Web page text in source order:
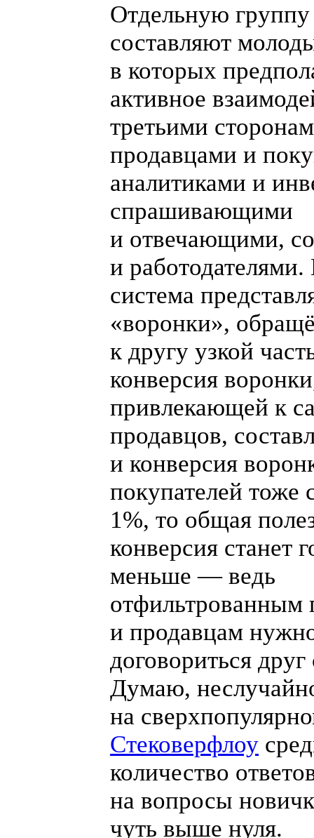
Отдельную группу
составляют
в которых
активное
третьими
продавцами и
аналитиками и
спрашивающими
и отвечающими,
и работодателями.
система
«воронки»,
к другу узкой
конверсия
привлекающей к
продавцов,
и конверсия
покупателей тоже
1%, то общая
конверсия станет
меньше — ведь
отфильтрованным
и продавцам
договориться
Думаю,
на
Стековерфлоу
количество
на вопросы
чуть выше нуля.